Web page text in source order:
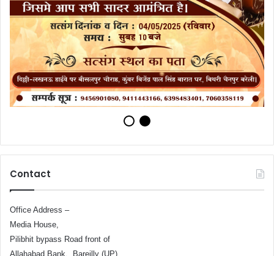
Contact
Office Address –
Media House,
Pilibhit bypass Road front of
Allahabad Bank, Bareilly (UP)